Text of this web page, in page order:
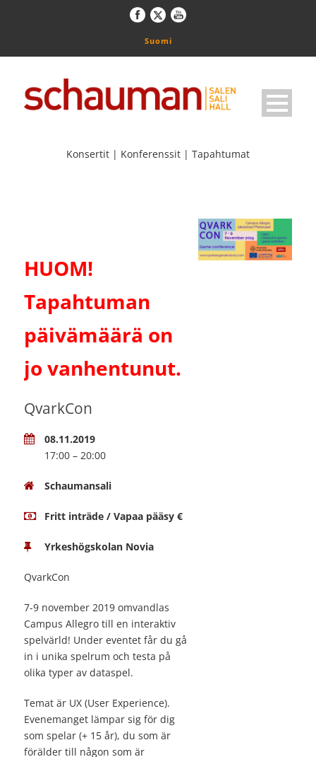
Suomi
Konsertit | Konferenssit | Tapahtumat
HUOM!
Tapahtuman
päivämäärä on
jo vanhentunut.
QvarkCon
08.11.2019
17:00 – 20:00
Schaumansali
Fritt inträde / Vapaa pääsy €
Yrkeshögskolan Novia
QvarkCon
7-9 november 2019 omvandlas
Campus Allegro till en interaktiv
spelvärld! Under eventet får du gå
in i unika spelrum och testa på
olika typer av dataspel.
Temat är UX (User Experience).
Evenemanget lämpar sig för dig
som spelar (+ 15 år), du som är
förälder till någon som är